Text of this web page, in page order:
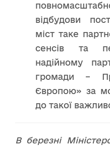
відбудови
міст таке
сенсів та
надійному
громади –
Європою» за
до такої
В березні